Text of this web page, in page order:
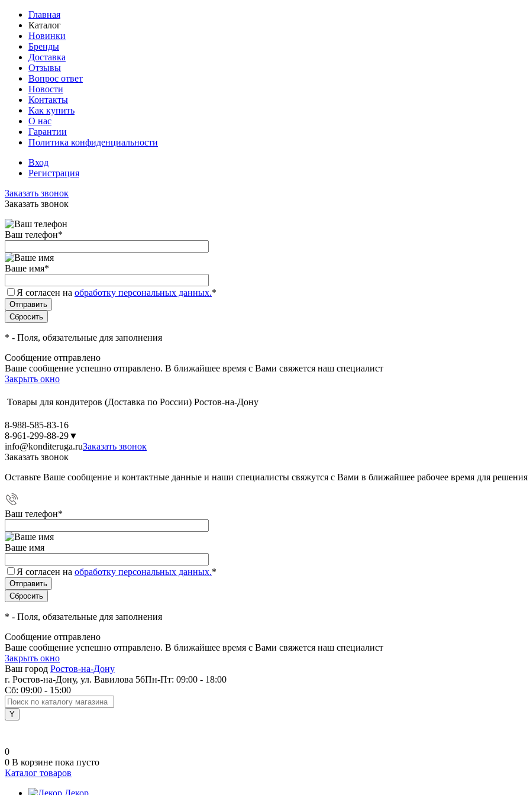
Главная
Каталог
Новинки
Бренды
Доставка
Отзывы
Вопрос ответ
Новости
Контакты
Как купить
О нас
Гарантии
Политика конфиденциальности
Вход
Регистрация
Заказать звонок
Заказать звонок
Ваш телефон*
Ваше имя*
Я согласен на обработку персональных данных.*
* - Поля, обязательные для заполнения
Сообщение отправлено
Ваше сообщение успешно отправлено. В ближайшее время с Вами свяжется наш специалист
Закрыть окно
Товары для кондитеров (Доставка по России) Ростов-на-Дону
8-988-585-83-16
8-961-299-88-29▼
info@konditeruga.ruЗаказать звонок
Заказать звонок
Оставьте Ваше сообщение и контактные данные и наши специалисты свяжутся с Вами в ближайшее рабочее время для
Ваш телефон*
Ваше имя
Я согласен на обработку персональных данных.*
* - Поля, обязательные для заполнения
Сообщение отправлено
Ваше сообщение успешно отправлено. В ближайшее время с Вами свяжется наш специалист
Закрыть окно
Ваш город Ростов-на-Дону
г. Ростов-на-Дону, ул. Вавилова 56Пн-Пт: 09:00 - 18:00
Сб: 09:00 - 15:00
0
0 В корзине пока пусто
Каталог товаров
Декор